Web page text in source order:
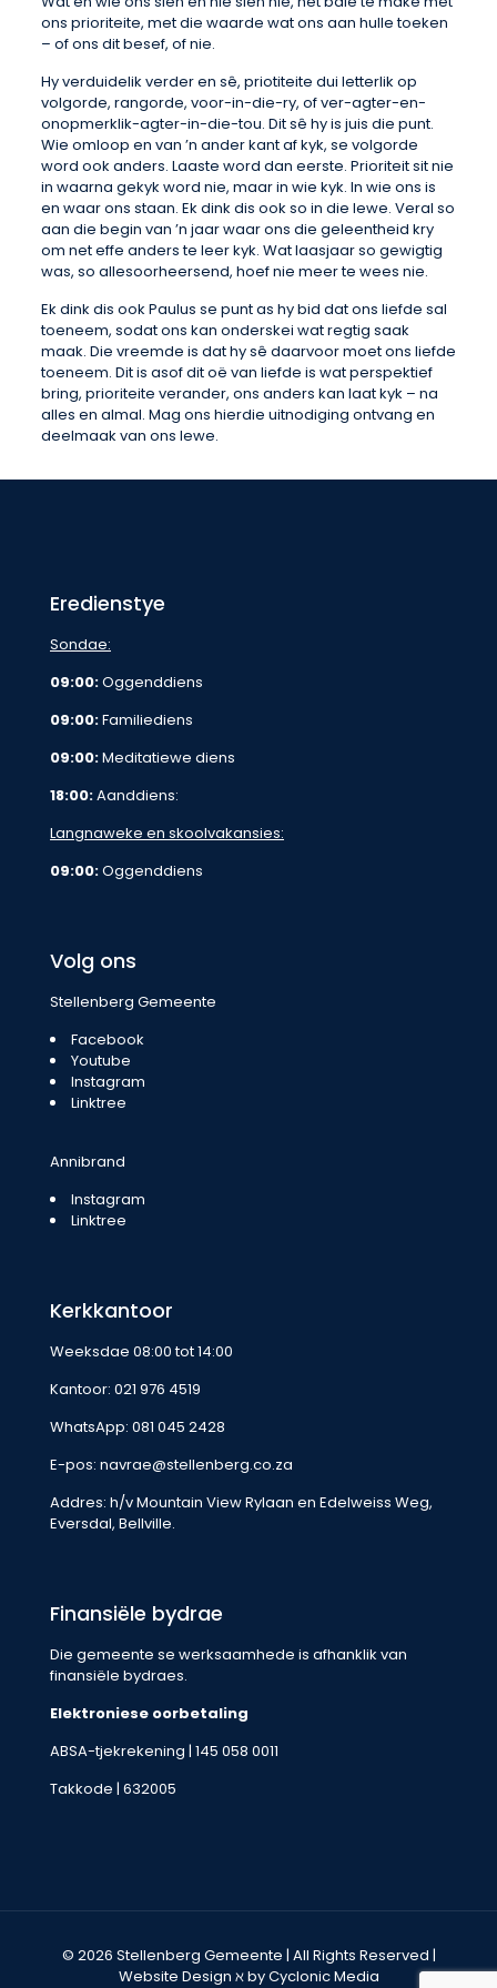
ons prioriteite, met die waarde wat ons aan hulle toeken
– of ons dit besef, of nie.
Hy verduidelik verder en sê, priotiteite dui letterlik op
volgorde, rangorde, voor-in-die-ry, of ver-agter-en-
onopmerklik-agter-in-die-tou. Dit sê hy is juis die punt.
Wie omloop en van ’n ander kant af kyk, se volgorde
word ook anders. Laaste word dan eerste. Prioriteit sit nie
in waarna gekyk word nie, maar in wie kyk. In wie ons is
en waar ons staan. Ek dink dis ook so in die lewe. Veral so
aan die begin van ’n jaar waar ons die geleentheid kry
om net effe anders te leer kyk. Wat laasjaar so gewigtig
was, so allesoorheersend, hoef nie meer te wees nie.
Ek dink dis ook Paulus se punt as hy bid dat ons liefde sal
toeneem, sodat ons kan onderskei wat regtig saak
maak. Die vreemde is dat hy sê daarvoor moet ons liefde
toeneem. Dit is asof dit oë van liefde is wat perspektief
bring, prioriteite verander, ons anders kan laat kyk – na
alles en almal. Mag ons hierdie uitnodiging ontvang en
deelmaak van ons lewe.
Eredienstye
Sondae:
09:00:Oggenddiens
09:00:Familiediens
09:00:Meditatiewe diens
18:00:Aanddiens:
Langnaweke en skoolvakansies:
09:00:Oggenddiens
Volg ons
Stellenberg Gemeente
Facebook
Youtube
Instagram
Linktree
Annibrand
Instagram
Linktree
Kerkkantoor
Weeksdae 08:00 tot 14:00
Kantoor: 021 976 4519
WhatsApp: 081 045 2428
E-pos: navrae@stellenberg.co.za
Addres: h/v Mountain View Rylaan en Edelweiss Weg,
Eversdal, Bellville.
Finansiële bydrae
Die gemeente se werksaamhede is afhanklik van
finansiële bydraes.
Elektroniese oorbetaling
ABSA-tjekrekening | 145 058 0011
Takkode | 632005
© 2026 Stellenberg Gemeente | All Rights Reserved |
Website Design ℵ by Cyclonic Media